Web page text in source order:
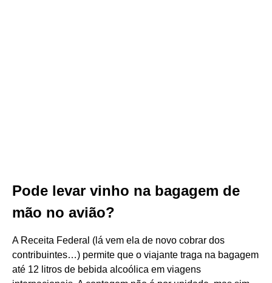
Pode levar vinho na bagagem de
mão no avião?
A Receita Federal (lá vem ela de novo cobrar dos
contribuintes…) permite que o viajante traga na bagagem
até 12 litros de bebida alcoólica em viagens